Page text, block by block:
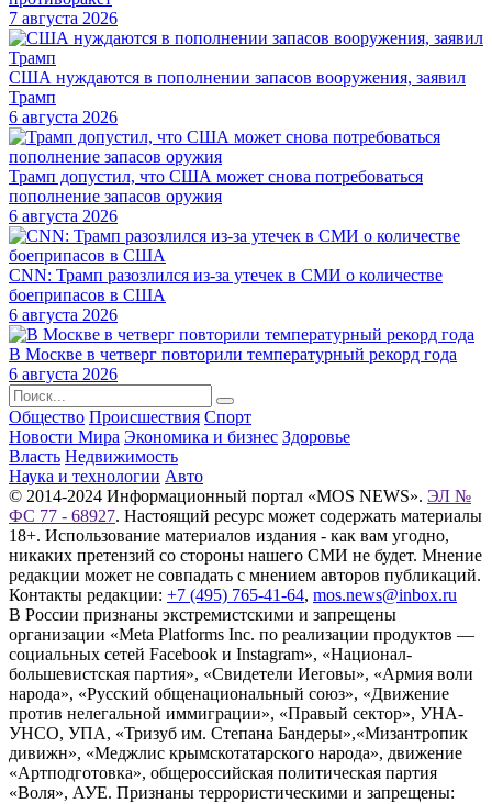
7 августа 2026
США нуждаются в пополнении запасов вооружения, заявил
Трамп
6 августа 2026
Трамп допустил, что США может снова потребоваться
пополнение запасов оружия
6 августа 2026
CNN: Трамп разозлился из-за утечек в СМИ о количестве
боеприпасов в США
6 августа 2026
В Москве в четверг повторили температурный рекорд года
6 августа 2026
Общество Происшествия Спорт
Новости Мира Экономика и бизнес Здоровье
Власть Недвижимость
Наука и технологии Авто
© 2014-2024 Информационный портал «MOS NEWS». ЭЛ №
ФС 77 - 68927. Настоящий ресурс может содержать материалы
18+. Использование материалов издания - как вам угодно,
никаких претензий со стороны нашего СМИ не будет. Мнение
редакции может не совпадать с мнением авторов публикаций.
Контакты редакции: +7 (495) 765-41-64, mos.news@inbox.ru
В России признаны экстремистскими и запрещены
организации «Meta Platforms Inc. по реализации продуктов —
социальных сетей Facebook и Instagram», «Национал-
большевистская партия», «Свидетели Иеговы», «Армия воли
народа», «Русский общенациональный союз», «Движение
против нелегальной иммиграции», «Правый сектор», УНА-
УНСО, УПА, «Тризуб им. Степана Бандеры»,«Мизантропик
дивижн», «Меджлис крымскотатарского народа», движение
«Артподготовка», общероссийская политическая партия
«Воля», АУЕ. Признаны террористическими и запрещены: